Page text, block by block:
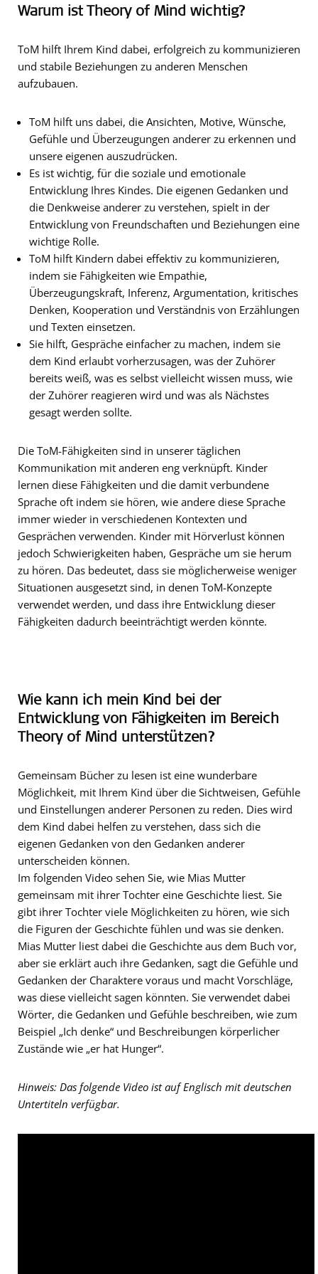
Warum ist Theory of Mind wichtig?
ToM hilft Ihrem Kind dabei, erfolgreich zu kommunizieren
und stabile Beziehungen zu anderen Menschen
aufzubauen.
ToM hilft uns dabei, die Ansichten, Motive, Wünsche,
Gefühle und Überzeugungen anderer zu erkennen und
unsere eigenen auszudrücken.
Es ist wichtig, für die soziale und emotionale
Entwicklung Ihres Kindes. Die eigenen Gedanken und
die Denkweise anderer zu verstehen, spielt in der
Entwicklung von Freundschaften und Beziehungen eine
wichtige Rolle.
ToM hilft Kindern dabei effektiv zu kommunizieren,
indem sie Fähigkeiten wie Empathie,
Überzeugungskraft, Inferenz, Argumentation, kritisches
Denken, Kooperation und Verständnis von Erzählungen
und Texten einsetzen.
Sie hilft, Gespräche einfacher zu machen, indem sie
dem Kind erlaubt vorherzusagen, was der Zuhörer
bereits weiß, was es selbst vielleicht wissen muss, wie
der Zuhörer reagieren wird und was als Nächstes
gesagt werden sollte.
Die ToM-Fähigkeiten sind in unserer täglichen
Kommunikation mit anderen eng verknüpft. Kinder
lernen diese Fähigkeiten und die damit verbundene
Sprache oft indem sie hören, wie andere diese Sprache
immer wieder in verschiedenen Kontexten und
Gesprächen verwenden. Kinder mit Hörverlust können
jedoch Schwierigkeiten haben, Gespräche um sie herum
zu hören. Das bedeutet, dass sie möglicherweise weniger
Situationen ausgesetzt sind, in denen ToM-Konzepte
verwendet werden, und dass ihre Entwicklung dieser
Fähigkeiten dadurch beeinträchtigt werden könnte.
Wie kann ich mein Kind bei der
Entwicklung von Fähigkeiten im Bereich
Theory of Mind unterstützen?
Gemeinsam Bücher zu lesen ist eine wunderbare
Möglichkeit, mit Ihrem Kind über die Sichtweisen, Gefühle
und Einstellungen anderer Personen zu reden. Dies wird
dem Kind dabei helfen zu verstehen, dass sich die
eigenen Gedanken von den Gedanken anderer
unterscheiden können.
Im folgenden Video sehen Sie, wie Mias Mutter
gemeinsam mit ihrer Tochter eine Geschichte liest. Sie
gibt ihrer Tochter viele Möglichkeiten zu hören, wie sich
die Figuren der Geschichte fühlen und was sie denken.
Mias Mutter liest dabei die Geschichte aus dem Buch vor,
aber sie erklärt auch ihre Gedanken, sagt die Gefühle und
Gedanken der Charaktere voraus und macht Vorschläge,
was diese vielleicht sagen könnten. Sie verwendet dabei
Wörter, die Gedanken und Gefühle beschreiben, wie zum
Beispiel „Ich denke“ und Beschreibungen körperlicher
Zustände wie „er hat Hunger“.
Hinweis: Das folgende Video ist auf Englisch mit deutschen
Untertiteln verfügbar.